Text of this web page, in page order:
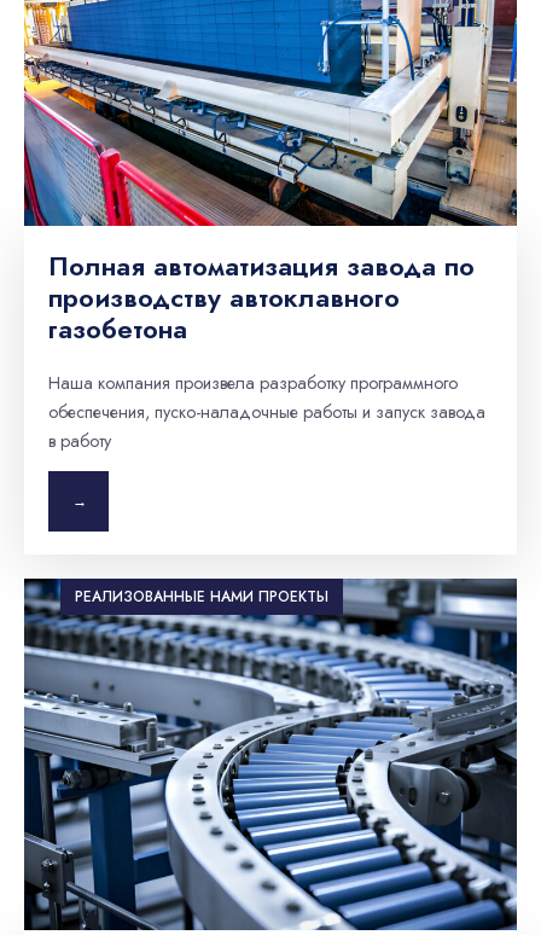
Полная автоматизация завода по
производству автоклавного
газобетона
Наша компания произвела разработку программного
обеспечения, пуско-наладочные работы и запуск завода
в работу
→
РЕАЛИЗОВАННЫЕ НАМИ ПРОЕКТЫ